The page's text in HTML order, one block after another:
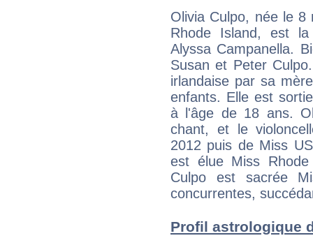
Olivia Culpo, née le 8
Rhode Island, est
Alyssa Campanella.
Susan et Peter
irlandaise par sa
enfants. Elle est
à l'âge de 18 ans.
chant, et le
2012 puis de Miss
est élue Miss
Culpo est sacrée
concurrentes,
Profil astrologique